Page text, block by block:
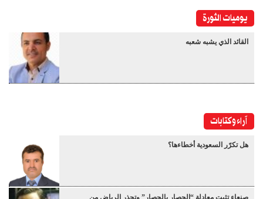
يوميات الثورة
القائد الذي يشبه شعبه
آراء وكتابات
هل تكرّر السعودية أخطاءها؟
صنعاء تثبت معادلة “الحصار بالحصار” وتحذر الرياض من